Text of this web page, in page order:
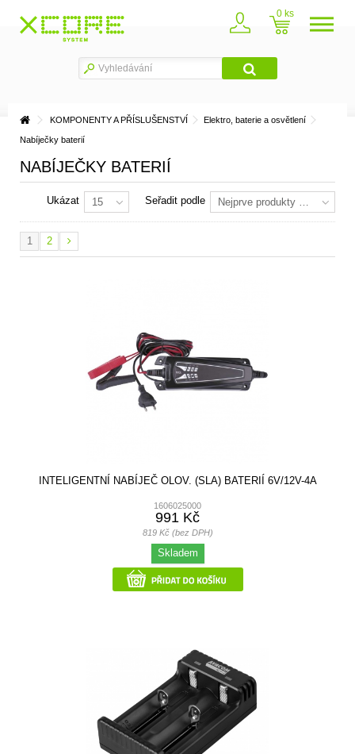
0
KOMPONENTY A PŘÍSLUŠENSTVÍ Elektro, baterie a osvětlení
Nabíječky baterií
NABÍJEČKY BATERIÍ
Seřadit podle Nejprve produkty skladem
Ukázat 15
1 2
INTELIGENTNÍ NABÍJEČ OLOV. (SLA) BATERIÍ 6V/12V-4A
1606025000
991 Kč
819 Kč (bez DPH)
Skladem